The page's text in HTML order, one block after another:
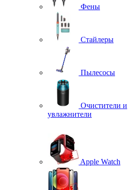
Фены
Стайлеры
Пылесосы
Очистители и
увлажнители
Apple Watch